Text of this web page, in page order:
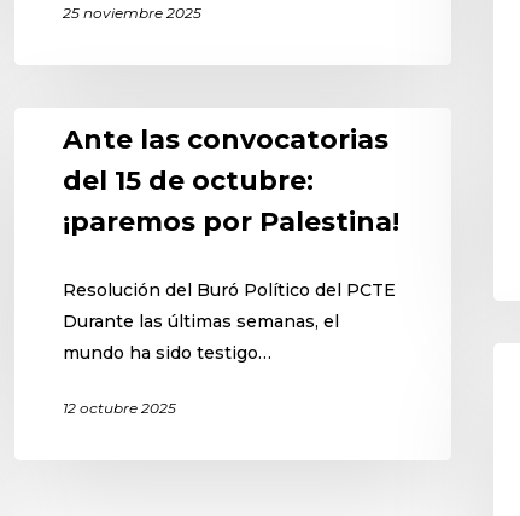
25 noviembre 2025
Ante las convocatorias
del 15 de octubre:
¡paremos por Palestina!
Resolución del Buró Político del PCTE
Durante las últimas semanas, el
mundo ha sido testigo…
12 octubre 2025